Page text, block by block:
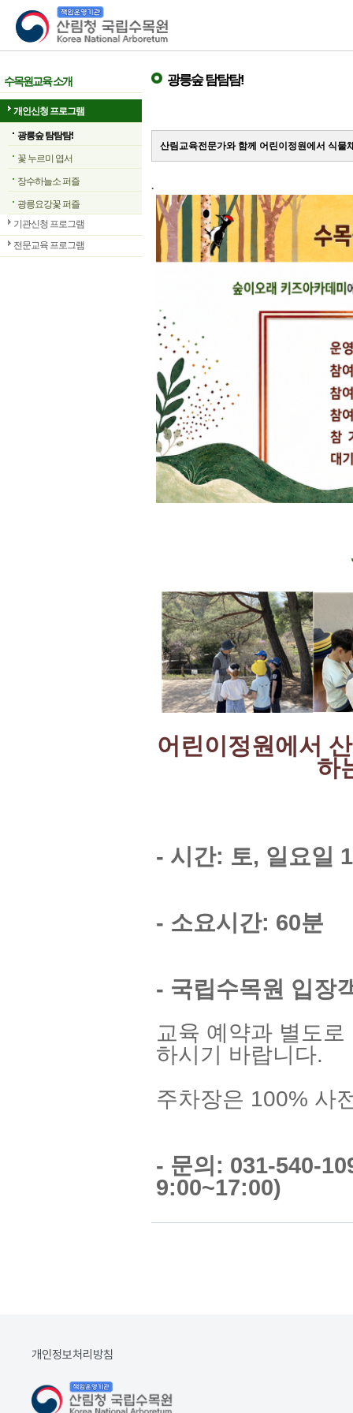
산림청 국립수목원
수목원교육 소개
개인신청 프로그램
광릉숲 탐탐탐!
꽃 누르미 엽서
장수하늘소 퍼즐
광릉요강꽃 퍼즐
기관신청 프로그램
전문교육 프로그램
광릉숲 탐탐탐!
산림교육전문가와 함께 어린이정원에서 식물
.
어린이정원에서
하
- 시간: 토, 일요일
- 소요시간: 60분
- 국립수목원 입장
교육 예약과 별도
하시기 바랍니다.
주차장은 100% 사
- 문의: 031-540-
9:00~17:00)
개인정보처리방침